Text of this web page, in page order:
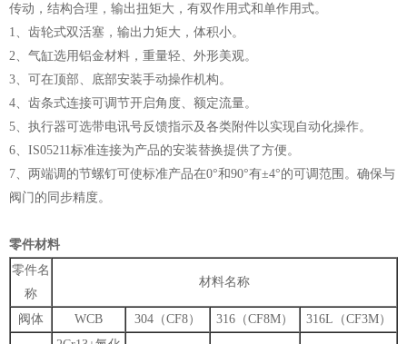
传动，结构合理，输出扭矩大，有双作用式和单作用式。
1、齿轮式双活塞，输出力矩大，体积小。
2、气缸选用铝金材料，重量轻、外形美观。
3、可在顶部、底部安装手动操作机构。
4、齿条式连接可调节开启角度、额定流量。
5、执行器可选带电讯号反馈指示及各类附件以实现自动化操作。
6、IS05211标准连接为产品的安装替换提供了方便。
7、两端调的节螺钉可使标准产品在0°和90°有±4°的可调范围。确保与
阀门的同步精度。
零件材料
零件名
称
材料名称
阀体 WCB 304（CF8） 316（CF8M） 316L（CF3M）